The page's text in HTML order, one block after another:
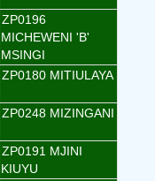
ZP0196
MICHEWENI 'B'
MSINGI
ZP0180 MITIULAYA
ZP0248 MIZINGANI
ZP0191 MJINI
KIUYU